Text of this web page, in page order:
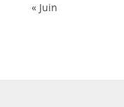
« Juin